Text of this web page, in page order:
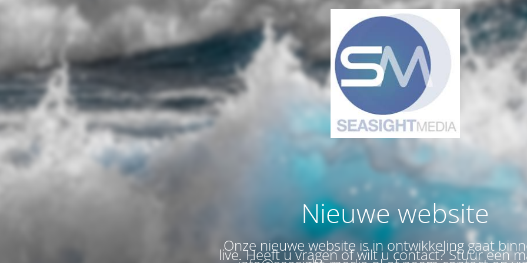
Nieuwe website
Onze nieuwe website is in ontwikkeling gaat
live. Heeft u vragen of wilt u contact? Stuur een